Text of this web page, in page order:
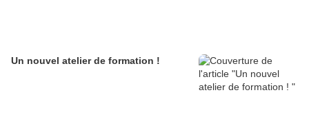
Un nouvel atelier de formation !